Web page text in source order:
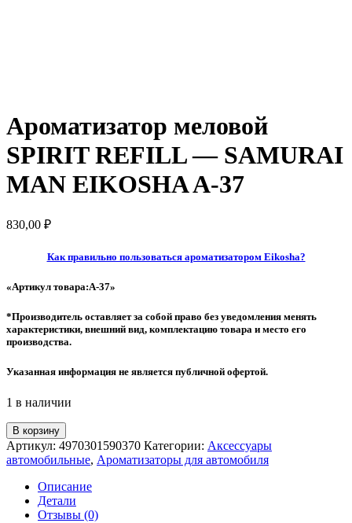
Ароматизатор меловой
SPIRIT REFILL — SAMURAI
MAN EIKOSHA A-37
830,00 ₽
Как правильно пользоваться ароматизатором Eikosha?
«Артикул товара:A-37»
*Производитель оставляет за собой право без уведомления менять
характеристики, внешний вид, комплектацию товара и место его
производства.
Указанная информация не является публичной офертой.
1 в наличии
Количество
товара
Ароматизатор
SPIRIT
REFILL
В корзину
Артикул: 4970301590370 Категории: Аксессуары
автомобильные, Ароматизаторы для автомобиля
Описание
Детали
Отзывы (0)